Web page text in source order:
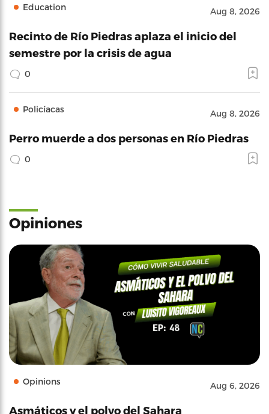
Education Aug 8, 2026
Recinto de Río Piedras aplaza el inicio del
semestre por la crisis de agua
0
Policíacas Aug 8, 2026
Perro muerde a dos personas en Río Piedras
0
Opiniones
Opinions Aug 6, 2026
Asmáticos y el polvo del Sahara